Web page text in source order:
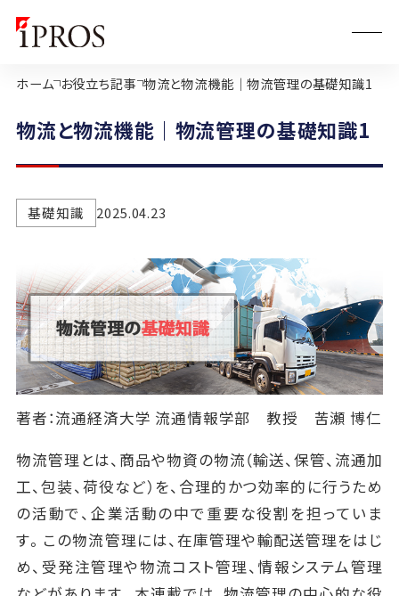
ホーム お役立ち記事 物流と物流機能｜物流管理の基礎知識1
物流と物流機能｜物流管理の基礎知識1
基礎知識 2025.04.23
著者：流通経済大学 流通情報学部 教授 苦瀬 博仁
物流管理とは、商品や物資の物流（輸送、保管、流通加
工、包装、荷役など）を、合理的かつ効率的に行うため
の活動で、企業活動の中で重要な役割を担っていま
す。この物流管理には、在庫管理や輸配送管理をはじ
め、受発注管理や物流コスト管理、情報システム管理